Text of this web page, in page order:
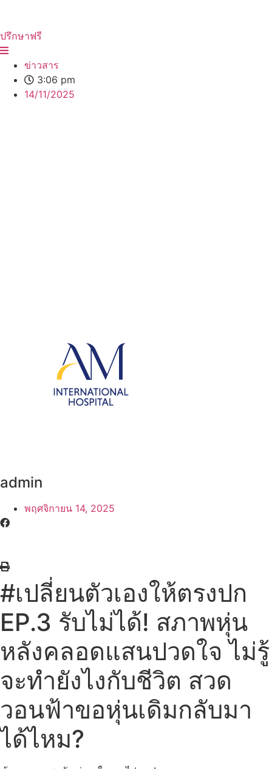
ปรึกษาฟรี
ข่าวสาร
3:06 pm
14/11/2025
admin
พฤศจิกายน 14, 2025
#เปลี่ยนตัวเองให้ตรงปก
EP.3 รับไม่ได้! สภาพหุ่น
หลังคลอดแสนปวดใจ ไม่รู้
จะทำยังไงกับชีวิต สวด
วอนฟ้าขอหุ่นเดิมกลับมา
ได้ไหม?